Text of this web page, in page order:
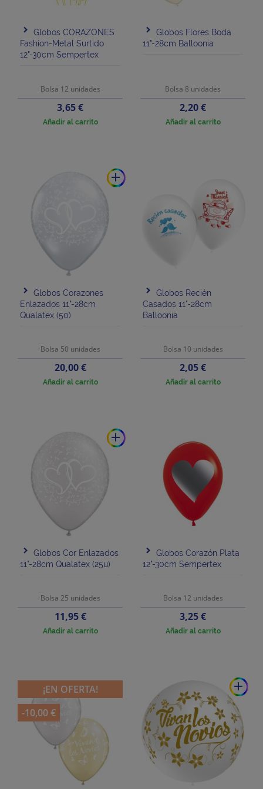
Globos CORAZONES
Fashion-Metal Surtido
12"-30cm Sempertex
Bolsa 12 unidades
Precio
3,65 €
Añadir al carrito
Globos Flores Boda
11"-28cm Balloonia
Bolsa 8 unidades
Precio
2,20 €
Añadir al carrito
add
Globos Corazones
Enlazados 11"-28cm
Qualatex (50)
Bolsa 50 unidades
Precio
20,00 €
Añadir al carrito
Globos Recién
Casados 11"-28cm
Balloonia
Bolsa 10 unidades
Precio
2,05 €
Añadir al carrito
add
Globos Cor Enlazados
11"-28cm Qualatex (25u)
Bolsa 25 unidades
Precio
11,95 €
Añadir al carrito
Globos Corazón Plata
12"-30cm Sempertex
Bolsa 12 unidades
Precio
3,25 €
Añadir al carrito
¡EN OFERTA!
-10,00 €
add